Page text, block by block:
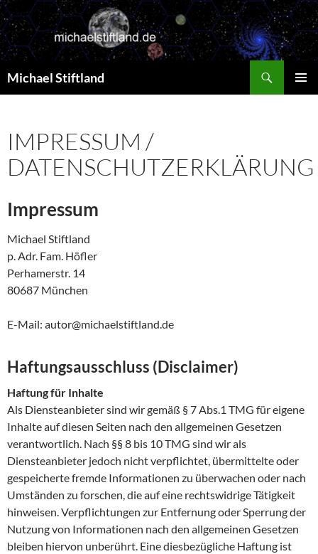
Zum
Inhalt
springen
Michael Stiftland
IMPRESSUM /
DATENSCHUTZERKLÄRUNG
Impressum
Michael Stiftland
p. Adr. Fam. Höfler
Perhamerstr. 14
80687 München
E-Mail: autor@michaelstiftland.de
Haftungsausschluss (Disclaimer)
Haftung für Inhalte
Als Diensteanbieter sind wir gemäß § 7 Abs.1 TMG für eigene
Inhalte auf diesen Seiten nach den allgemeinen Gesetzen
verantwortlich. Nach §§ 8 bis 10 TMG sind wir als
Diensteanbieter jedoch nicht verpflichtet, übermittelte oder
gespeicherte fremde Informationen zu überwachen oder nach
Umständen zu forschen, die auf eine rechtswidrige Tätigkeit
hinweisen. Verpflichtungen zur Entfernung oder Sperrung der
Nutzung von Informationen nach den allgemeinen Gesetzen
bleiben hiervon unberührt. Eine diesbezügliche Haftung ist